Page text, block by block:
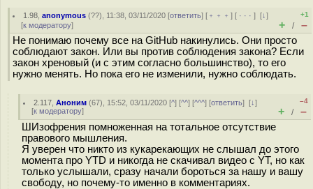
1.98 ,anonymous (??), 11:38, 03/11/2020 [ответить] [ ﹢﹢﹢] [ · · ·][↓]
[к модератору]
+1
+ / –
Не понимаю почему все на GitHub накинулись. Они просто
соблюдают закон. Или вы против соблюдения закона? Если
закон хреновый (и с этим согласно большинство), то его
нужно менять. Но пока его не изменили, нужно соблюдать.
2.117 ,Аноним (67), 15:52, 03/11/2020 [^] [^^] [^^^] [ответить][↓]
[к модератору]
–4
+ / –
ШИзофрения помноженная на тотальное отсутствие
правового мышления.
Я уверен что никто из кукарекающих не слышал до этого
момента про YTD и никогда не скачивал видео с YT, но как
только услышали, сразу начали бороться за нашу и вашу
свободу, но почему-то именно в комментариях.